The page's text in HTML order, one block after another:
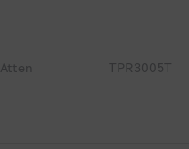
Atten TPR3005T